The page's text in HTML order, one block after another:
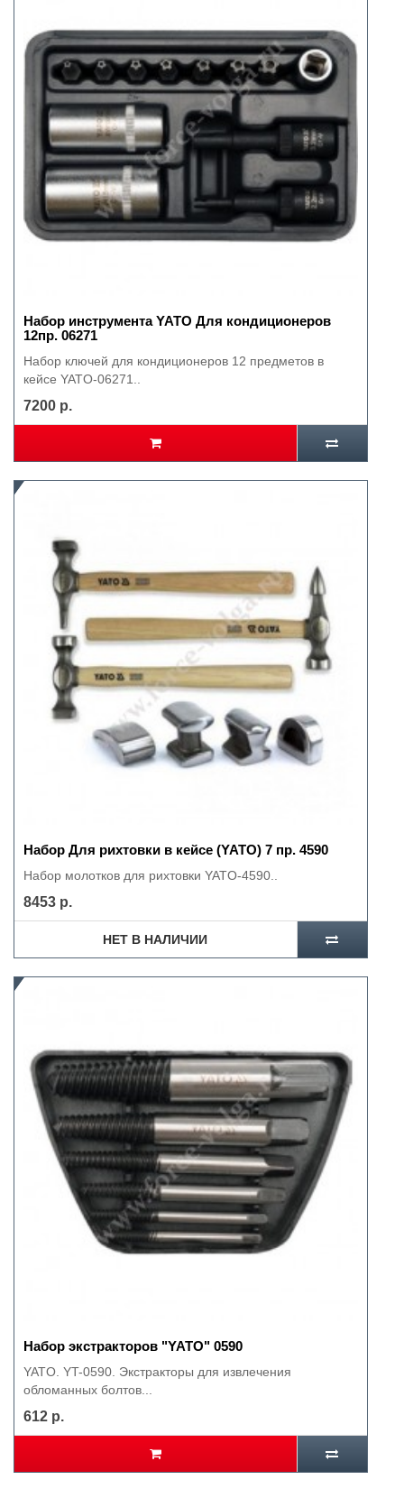
Набор инструмента YATO Для кондиционеров
12пр. 06271
Набор ключей для кондиционеров 12 предметов в
кейсе YATO-06271..
7200 р.
Набор Для рихтовки в кейсе (YATO) 7 пр. 4590
Набор молотков для рихтовки YATO-4590..
8453 р.
НЕТ В НАЛИЧИИ
Набор экстракторов "YATO" 0590
YATO. YT-0590. Экстракторы для извлечения
обломанных болтов...
612 р.